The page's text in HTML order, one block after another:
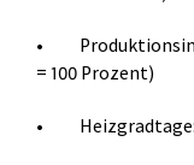
•
= 100 Prozent)
• Heizgradtage: